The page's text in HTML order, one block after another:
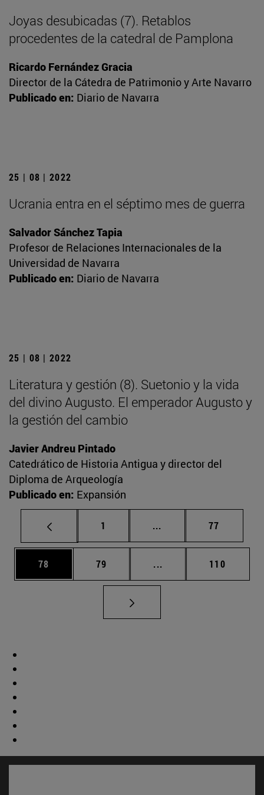
Joyas desubicadas (7). Retablos
procedentes de la catedral de Pamplona
Ricardo Fernández Gracia
Director de la Cátedra de Patrimonio y Arte Navarro
Publicado en: Diario de Navarra
25 | 08 | 2022
Ucrania entra en el séptimo mes de guerra
Salvador Sánchez Tapia
Profesor de Relaciones Internacionales de la
Universidad de Navarra
Publicado en: Diario de Navarra
25 | 08 | 2022
Literatura y gestión (8). Suetonio y la vida
del divino Augusto. El emperador Augusto y
la gestión del cambio
Javier Andreu Pintado
Catedrático de Historia Antigua y director del
Diploma de Arqueología
Publicado en: Expansión
Página
1 ... Páginas intermedias
Página
77
Página
78 Página
79 ... Páginas intermedias
Página
110